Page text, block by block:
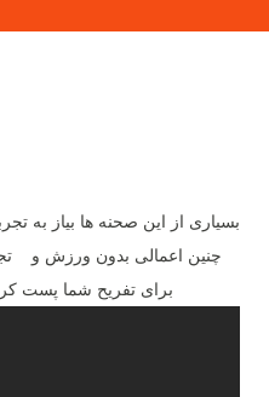
بسیاری از این صحنه ها بیاز به تجربه زیاد دارند مواظب باشید دست به
چنین اعمالی بدون ورزش و
برای تفریح شما پست